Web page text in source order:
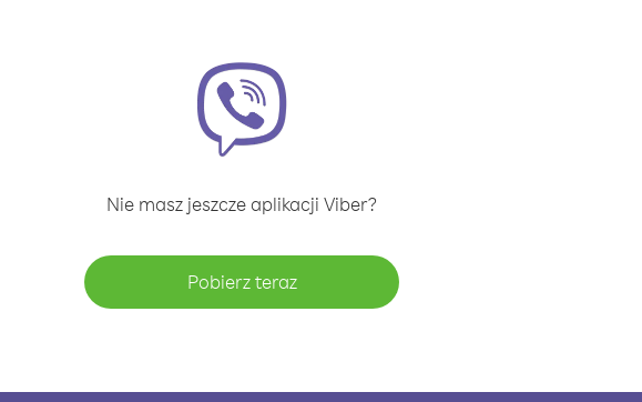
Nie masz jeszcze aplikacji Viber?
Pobierz teraz